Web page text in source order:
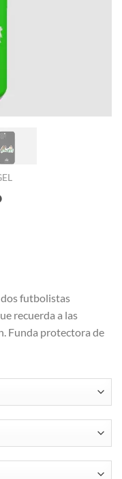
dos futbolistas
recuerda a las
Funda protectora de